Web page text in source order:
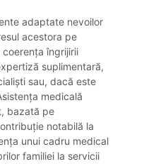
adaptate nevoilor
acestora pe
îngrijirii
suplimentară,
sau, dacă este
medicală
bazată pe
notabilă la
unui cadru medical
familiei la servicii